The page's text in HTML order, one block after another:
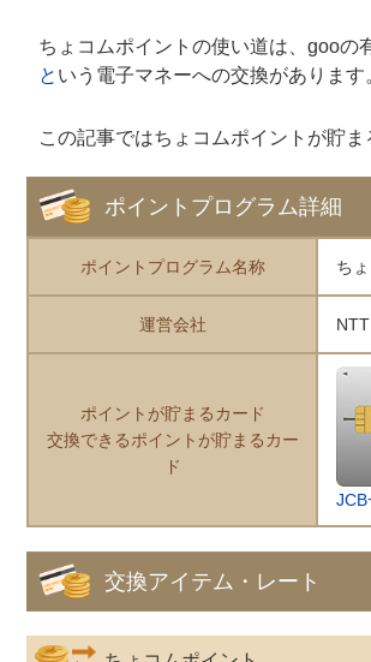
ちょコムポイントの使い道は、gooの
と いう電子マネーへの交換があります
この記事ではちょコムポイントが貯
ポイントプログラム詳細
ポイントプログラム名称 ち
運営会社
ポイントが貯まるカード
交換できるポイントが貯まるカー
ド
JCB
交換アイテム・レート